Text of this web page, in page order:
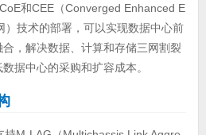
和CEE（Converged Enhanced E
技术的部署，可以实现数据中心前
，解决数据、计算和存储三网割裂
据中心的采购和扩容成本。